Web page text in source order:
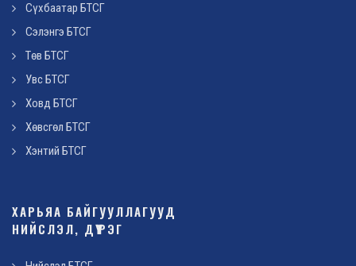
Сүхбаатар БТСГ
Сэлэнгэ БТСГ
Төв БТСГ
Увс БТСГ
Ховд БТСГ
Хөвсгөл БТСГ
Хэнтий БТСГ
ХАРЬЯА БАЙГУУЛЛАГУУД
НИЙСЛЭЛ, ДҮҮРЭГ